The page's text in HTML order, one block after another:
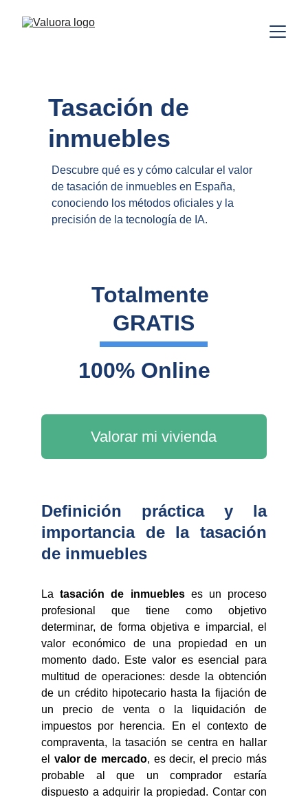
Tasación de
inmuebles
Descubre qué es y cómo calcular el valor
de tasación de inmuebles en España,
conociendo los métodos oficiales y la
precisión de la tecnología de IA.
Totalmente
GRATIS
Valorar mi vivienda
100% Online
Definición práctica y la
importancia de la tasación
de inmuebles
Latasación de inmuebleses un proceso
profesional que tiene como objetivo
determinar, de forma objetiva e imparcial, el
valor económico de una propiedad en un
momento dado. Este valor es esencial para
multitud de operaciones: desde la obtención
de un crédito hipotecario hasta la fijación de
un precio de venta o la liquidación de
impuestos por herencia. En el contexto de
compraventa, la tasación se centra en hallar
el valor de mercado, es decir, el precio más
probable al que un comprador estaría
dispuesto a adquirir la propiedad. Contar con